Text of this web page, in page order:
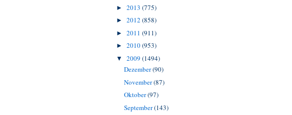
► 2013 (775)
► 2012 (858)
► 2011 (911)
► 2010(953)
▼ 2009 (1494)
Dezember(90)
November(87)
Oktober(97)
September(143)